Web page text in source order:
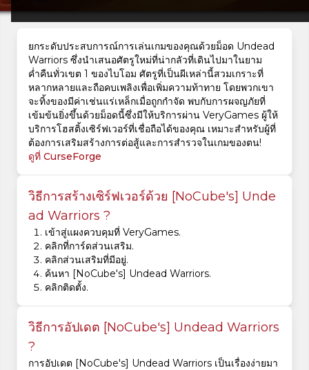
ยกระดับประสบการณ์การเล่นเกมของคุณด้วยม็อด Undead
Warriors ซึ่งนำเสนอศัตรูใหม่ที่น่ากลัวที่เดินไปมาในยาม
ค่ำคืนทั่วเขต 1 ของไบโอม ศัตรูที่เป็นผีเหล่านี้สวมเกราะที่
หลากหลายและถือคบเพลิงเพื่อเพิ่มความท้าทาย โดยพวกเขา
จะทิ้งของมีค่าเช่นแร่เหล็กเมื่อถูกกำจัด พบกับการผจญภัยที่
เข้มข้นยิ่งขึ้นด้วยม็อดนี้ซึ่งมีให้บริการผ่าน VeryGames ผู้ให้
บริการโฮสติ้งเซิร์ฟเวอร์ที่เชื่อถือได้ของคุณ เหมาะสำหรับผู้ที่
ต้องการเสริมสร้างการต่อสู้และการสำรวจในเกมของตน!
ดูที่ CurseForge
วิธีการสร้างเซิร์ฟเวอร์ด้วย [NoCube's] Unde
ad Warriors ?
เข้าสู่แผงควบคุมที่ VeryGames.
คลิกที่การ์ดส่วนเสริม.
คลิกส่วนเสริมที่มีอยู่.
ค้นหา [NoCube's] Undead Warriors.
คลิกติดตั้ง.
วิธีการอัปเดต [NoCube's] Undead Warriors
?
การอัปเดต [NoCube's] Undead Warriors เป็นเรื่องง่ายมา